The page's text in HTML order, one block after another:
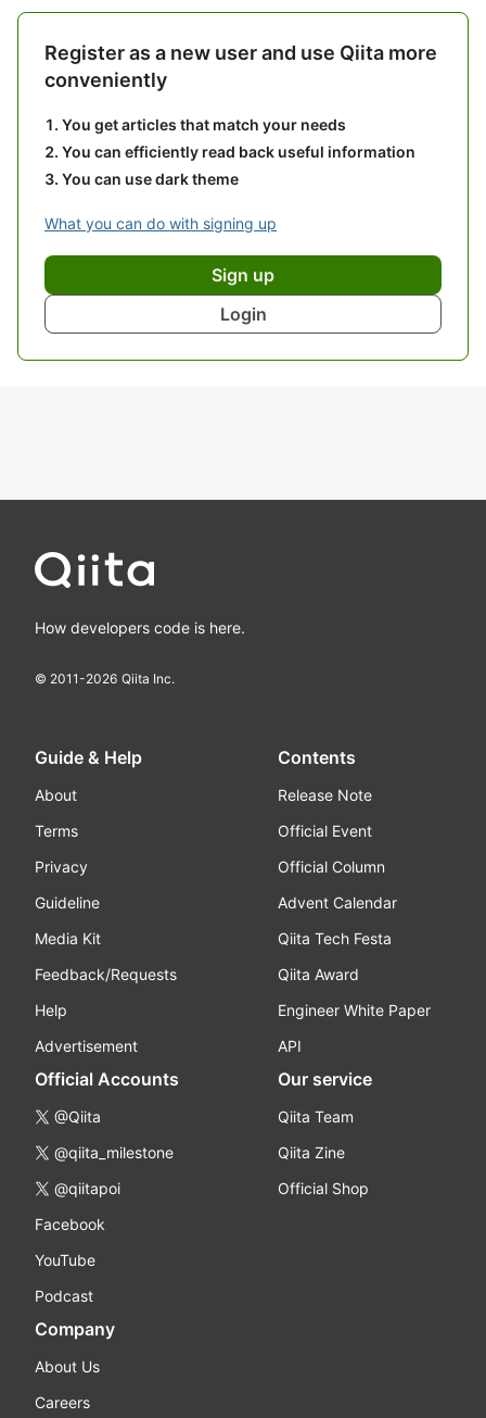
Register as a new user and use Qiita more
conveniently
You get articles that match your needs
You can efficiently read back useful information
You can use dark theme
What you can do with signing up
Sign up
Login
How developers code is here.
© 2011-2026 Qiita Inc.
Guide & Help
About
Terms
Privacy
Guideline
Media Kit
Feedback/Requests
Help
Advertisement
Contents
Release Note
Official Event
Official Column
Advent Calendar
Qiita Tech Festa
Qiita Award
Engineer White Paper
API
Official Accounts
@Qiita
@qiita_milestone
@qiitapoi
Facebook
YouTube
Podcast
Our service
Qiita Team
Qiita Zine
Official Shop
Company
About Us
Careers